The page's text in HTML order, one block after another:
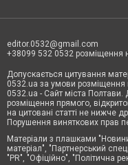
editor.0532@gmail.com
+38099 532 0532 розміщення
Допускається цитування
0532.ua за умови розміщення
0532.ua - Сайт міста Полтави.
розміщення прямого,
на цитовані статті не нижче
Порушення виняткових прав
Матеріали з плашками
матеріал", "Партнерський
"PR", "Офіційно", "Політична